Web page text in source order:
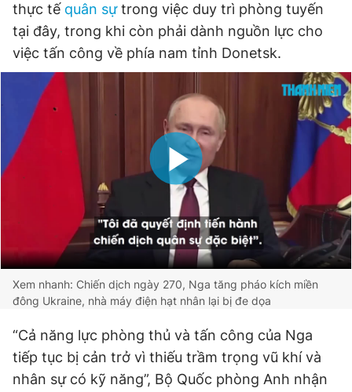
thực tế quân sựtrong việc duy trì phòng tuyến
tại đây, trong khi còn phải dành nguồn lực cho
việc tấn công về phía nam tỉnh Donetsk.
Xem nhanh: Chiến dịch ngày 270, Nga tăng pháo kích miền
đông Ukraine, nhà máy điện hạt nhân lại bị đe dọa
“Cả năng lực phòng thủ và tấn công của Nga
tiếp tục bị cản trở vì thiếu trầm trọng vũ khí và
nhân sự có kỹ năng”, Bộ Quốc phòng Anh nhận